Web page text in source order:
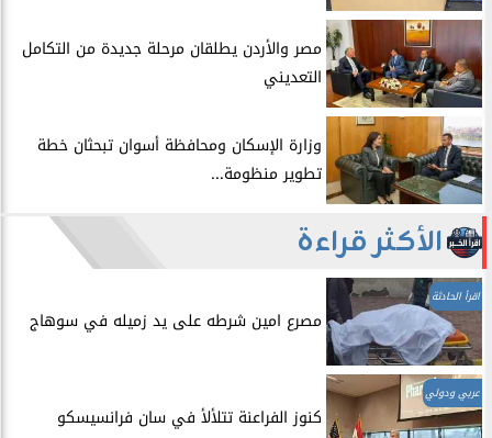
​مصر والأردن يطلقان مرحلة جديدة من التكامل
التعديني
وزارة الإسكان ومحافظة أسوان تبحثان خطة
تطوير منظومة...
الأكثر قراءة
اقرأ الحادثة
مصرع امين شرطه على يد زميله في سوهاج
عربي ودولي
​كنوز الفراعنة تتلألأ في سان فرانسيسكو